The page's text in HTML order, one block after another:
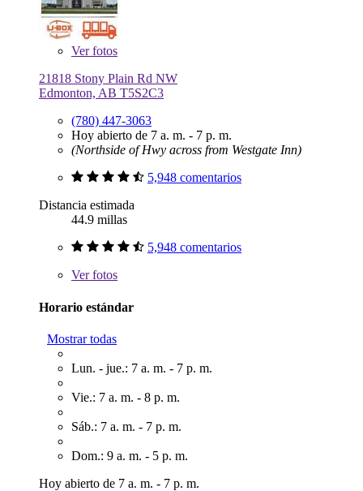
Verfotos
21818 Stony Plain Rd NW
Edmonton, AB T5S2C3
(780) 447-3063
Hoy abierto de 7 a. m. - 7 p. m.
(Northside of Hwy across from Westgate Inn)
5,948 comentarios
Distancia estimada
44.9 millas
5,948 comentarios
Verfotos
Horario estándar
Mostrar todas
Lun. - jue.: 7 a. m. - 7 p. m.
Vie.: 7 a. m. - 8 p. m.
Sáb.: 7 a. m. - 7 p. m.
Dom.: 9 a. m. - 5 p. m.
Hoy abierto de 7 a. m. - 7 p. m.